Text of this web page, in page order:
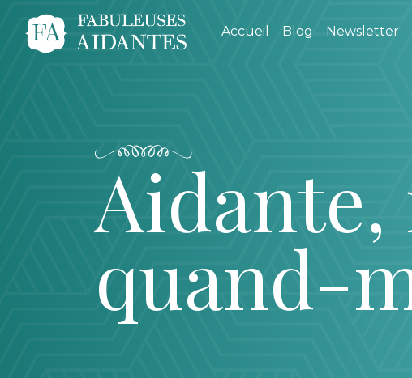
Accueil Blog Newsletter
Aidante,
quand-